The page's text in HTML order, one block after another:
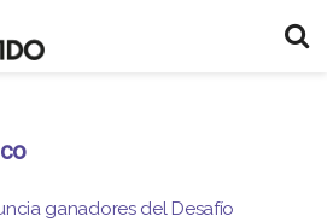
ganadores del Desafío